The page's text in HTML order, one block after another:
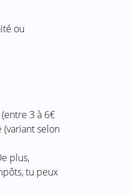
ou
3 à 6€
(variant selon
plus,
tu peux